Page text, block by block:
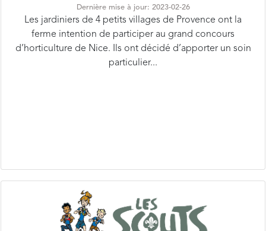
ferme intention de participer au grand concours
d’horticulture de Nice. Ils ont décidé d’apporter un soin
particulier...